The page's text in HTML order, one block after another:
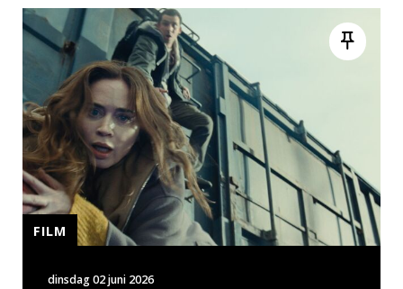
dinsdag 02 juni 2026
FILM